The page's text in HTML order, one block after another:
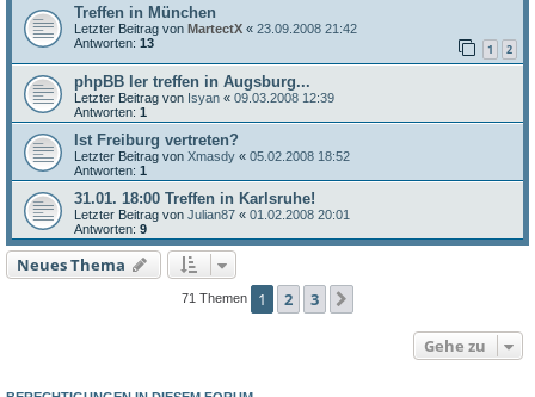
Treffen in München
Letzter Beitrag von MartectX « 23.09.2008 21:42
Antworten: 13 1 2
phpBB ler treffen in Augsburg...
Letzter Beitrag von Isyan « 09.03.2008 12:39
Antworten: 1
Ist Freiburg vertreten?
Letzter Beitrag von Xmasdy « 05.02.2008 18:52
Antworten: 1
31.01. 18:00 Treffen in Karlsruhe!
Letzter Beitrag von Julian87 « 01.02.2008 20:01
Antworten: 9
Neues Thema
71 Themen 1 2 3
Gehe zu